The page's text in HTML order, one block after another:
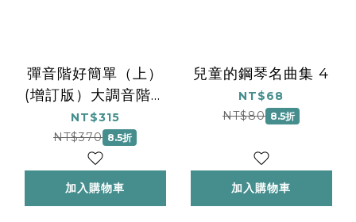
彈音階好簡單（上）
(增訂版）大調音階、
琶音、終止式（可與英
國皇家檢定教材搭配使
用）雙語
NT$315
NT$370 8.5折
加入購物車
兒童的鋼琴名曲集 4
NT$68
NT$80 8.5折
加入購物車